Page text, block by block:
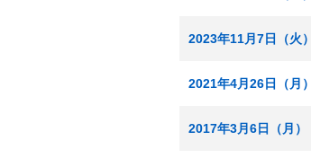
2023年11月7日（火
2021年4月26日（月
2017年3月6日（月